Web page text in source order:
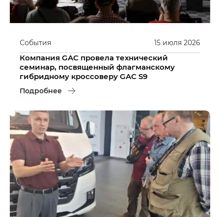
15 июля 2026
События
Компания GAC провела технический
семинар, посвященный флагманскому
гибридному кроссоверу GAC S9
Подробнее